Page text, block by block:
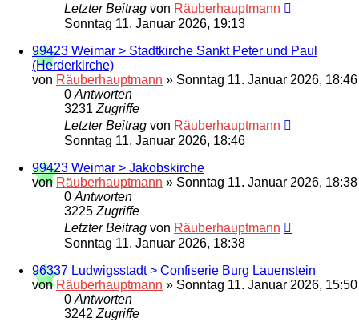
Letzter Beitrag von Räuberhauptmann
Sonntag 11. Januar 2026, 19:13
99423 Weimar > Stadtkirche Sankt Peter und Paul
(Herderkirche)
von Räuberhauptmann » Sonntag 11. Januar 2026, 18:46
0 Antworten
3231 Zugriffe
Letzter Beitrag von Räuberhauptmann
Sonntag 11. Januar 2026, 18:46
99423 Weimar > Jakobskirche
von Räuberhauptmann » Sonntag 11. Januar 2026, 18:38
0 Antworten
3225 Zugriffe
Letzter Beitrag von Räuberhauptmann
Sonntag 11. Januar 2026, 18:38
96337 Ludwigsstadt > Confiserie Burg Lauenstein
von Räuberhauptmann » Sonntag 11. Januar 2026, 15:50
0 Antworten
3242 Zugriffe